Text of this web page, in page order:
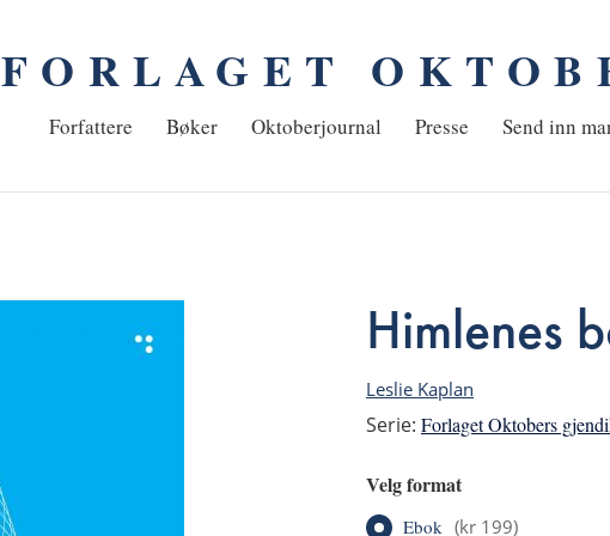
FORLAGET
Hjem
Forfattere Bøker Oktoberjournal Presse Send inn
Himlenes
Leslie Kaplan
Serie: Forlaget Oktobers
Velg format
Ebok (kr 199)